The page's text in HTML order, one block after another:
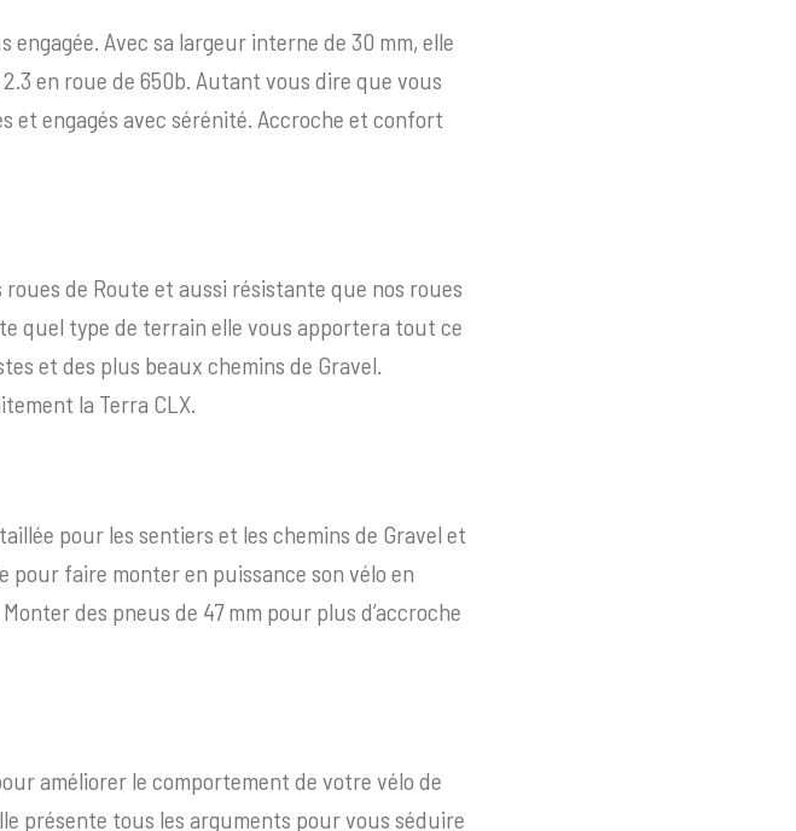
engagée. Avec sa largeur interne de 30 mm, elle
en roue de 650b. Autant vous dire que vous
et engagés avec sérénité. Accroche et confort
de Route et aussi résistante que nos roues
quel type de terrain elle vous apportera tout ce
et des plus beaux chemins de Gravel.
la Terra CLX.
pour les sentiers et les chemins de Gravel et
pour faire monter en puissance son vélo en
des pneus de 47 mm pour plus d’accroche
améliorer le comportement de votre vélo de
présente tous les arguments pour vous séduire